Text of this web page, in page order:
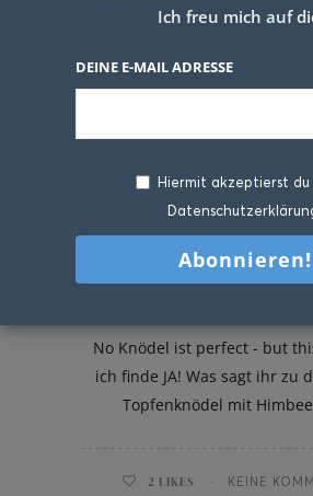
No Knödel ist perfect - but
ich finde JA! Was sagt ihr zu
Topfenknödel mit
2 LIKES KEINE
Ich freu mich auf
DEINE E-MAIL ADRESSE
Hiermit akzeptierst du